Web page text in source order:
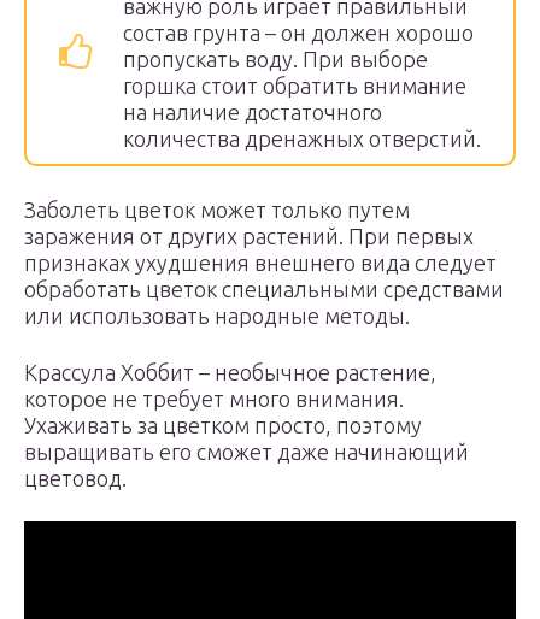
важную роль играет правильный
состав грунта – он должен хорошо
пропускать воду. При выборе
горшка стоит обратить внимание
на наличие достаточного
количества дренажных отверстий.
Заболеть цветок может только путем
заражения от других растений. При первых
признаках ухудшения внешнего вида следует
обработать цветок специальными средствами
или использовать народные методы.
Крассула Хоббит – необычное растение,
которое не требует много внимания.
Ухаживать за цветком просто, поэтому
выращивать его сможет даже начинающий
цветовод.